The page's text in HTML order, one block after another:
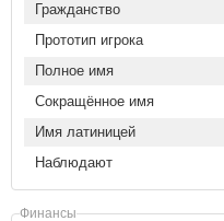
Гражданство
Прототип игрока
Полное имя
Сокращённое имя
Имя латиницей
Наблюдают
Финансы